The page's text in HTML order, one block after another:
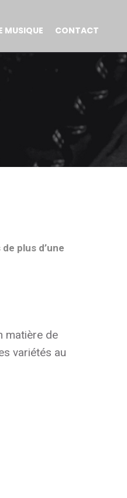
MUSIQUE CONTACT
plus d’une
matière de
variétés au